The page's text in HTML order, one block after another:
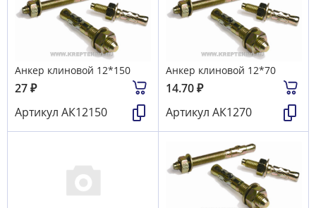
Анкер клиновой 12*150
27₽
Артикул АК12150
Анкер клиновой 12*70
14.70₽
Артикул АК1270